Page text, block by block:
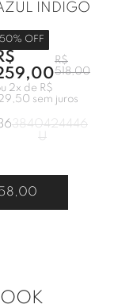
INDIGO
50% OFF
R$
518,00
2x de R$
sem juros
3840424446
U